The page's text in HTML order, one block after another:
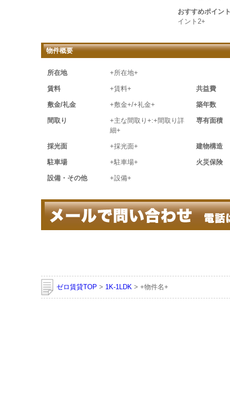
おすすめポイン
イント2+
物件概要
所在地 +所在地+
賃料 +賃料+ 共益費
敷金/礼金 +敷金+/+礼金+ 築年数
間取り
+主な間取り+:+間取り詳
細+
専有面積
採光面 +採光面+ 建物構造
駐車場 +駐車場+ 火災保険
設備・その他 +設備+
ゼロ賃貸TOP > 1K-1LDK > +物件名+